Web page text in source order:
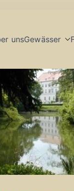
unsGewässer